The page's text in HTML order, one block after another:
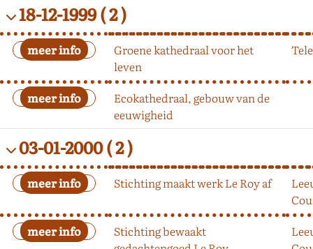
18-12-1999( 2 )
Groene kathedraal voor het
leven
Ecokathedraal, gebouw van de
eeuwigheid
03-01-2000( 2 )
Stichting maakt werk Le Roy af
Stichting bewaakt